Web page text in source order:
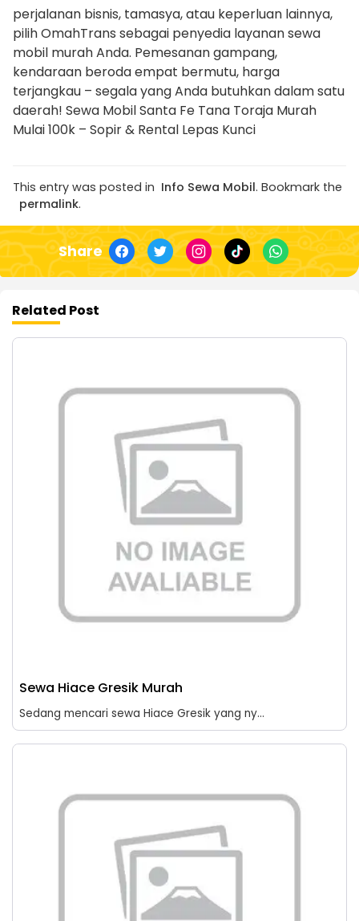
perjalanan bisnis, tamasya, atau keperluan lainnya,
pilih OmahTrans sebagai penyedia layanan sewa
mobil murah Anda. Pemesanan gampang,
kendaraan beroda empat bermutu, harga
terjangkau – segala yang Anda butuhkan dalam satu
daerah! Sewa Mobil Santa Fe Tana Toraja Murah
Mulai 100k – Sopir & Rental Lepas Kunci
This entry was posted in Info Sewa Mobil. Bookmark the
permalink.
Share
Related Post
Sewa Hiace Gresik Murah
Sedang mencari sewa Hiace Gresik yang ny...